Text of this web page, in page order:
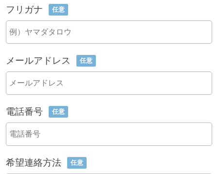
フリガナ 任意
メールアドレス 任意
電話番号 任意
希望連絡方法 任意